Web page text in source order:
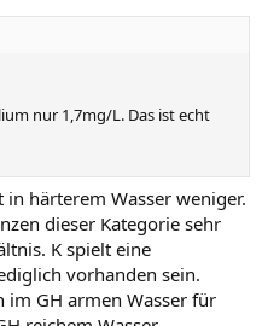
nur 1,7mg/L. Das ist echt
in härterem Wasser weniger.
dieser Kategorie sehr
K spielt eine
vorhanden sein.
im GH armen Wasser für